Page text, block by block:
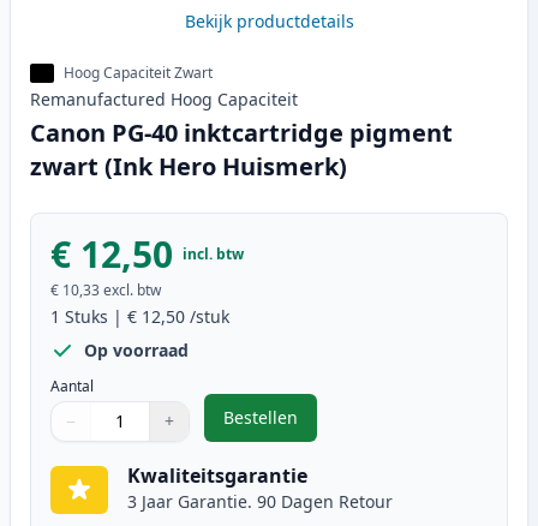
Bekijk productdetails
Hoog Capaciteit Zwart
Remanufactured Hoog Capaciteit
Canon PG-40 inktcartridge pigment
zwart (Ink Hero Huismerk)
€ 12,50 incl. btw
€ 10,33excl. btw
1 Stuks | € 12,50 /stuk
Op voorraad
Aantal
Gebruik de knoppen om aan te passen
− +
1
Bestellen
,Canon PG-40 inktcartridge
Kwaliteitsgarantie
3 Jaar Garantie. 90 Dagen Retour